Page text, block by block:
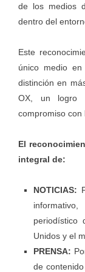
de los medios
dentro del
Este
único medio
distinción en
OX, un logro
compromiso con
El
integral de:
NOTICIAS:
periodístico
Unidos y el
PRENSA:
de